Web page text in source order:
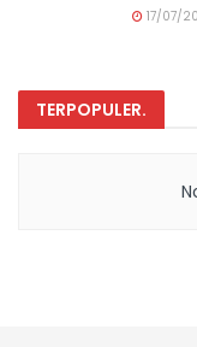
17/07/
TERPOPULER.